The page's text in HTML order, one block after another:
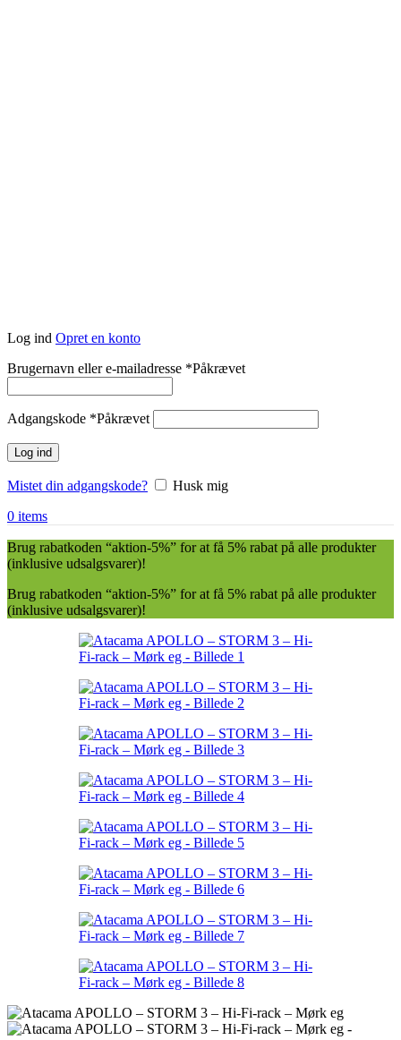
Log ind Opret en konto
Brugernavn eller e-mailadresse *Påkrævet
Adgangskode *Påkrævet
Log ind
Mistet din adgangskode?
Husk mig
0 items
Brug rabatkoden “aktion-5%” for at få 5% rabat på alle produkter
(inklusive udsalgsvarer)!
Brug rabatkoden “aktion-5%” for at få 5% rabat på alle produkter
(inklusive udsalgsvarer)!